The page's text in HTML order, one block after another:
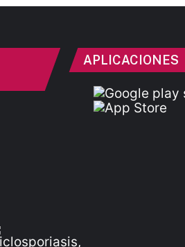
APLICACIONES